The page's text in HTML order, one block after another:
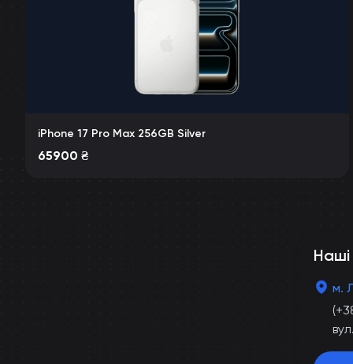
iPhone 17 Pro Max 256GB Silver
65900 ₴
м.